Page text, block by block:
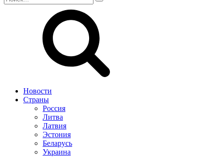
Новости
Страны
Россия
Литва
Латвия
Эстония
Беларусь
Украина